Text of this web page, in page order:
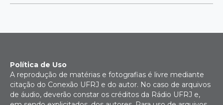
Política de Uso
A reprodução de matérias e fotografias é livre mediante
citação do Conexão UFRJ e do autor. No caso de arquivos
de áudio, deverão constar os créditos da Rádio UFRJ e,